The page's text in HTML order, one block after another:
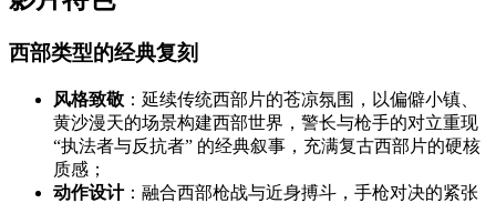
西部类型的经典复刻
风格致敬 ：延续传统西部片的苍凉氛围，以偏僻小镇、
黄沙漫天的场景构建西部世界，警长与枪手的对立重现
“执法者与反抗者” 的经典叙事，充满复古西部片的硬核
质感；
动作设计：融合西部枪战与近身搏斗，手枪对决的紧张